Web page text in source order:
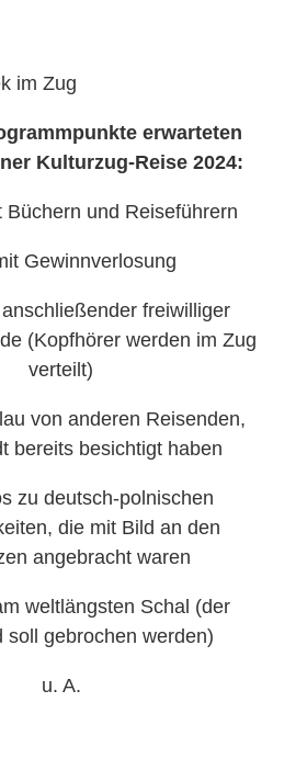
im Zug
erwarteten
Kulturzug-Reise 2024:
Büchern und Reiseführern
Gewinnverlosung
freiwilliger
(Kopfhörer werden im Zug
verteilt)
von anderen Reisenden,
bereits besichtigt haben
zu deutsch-polnischen
die mit Bild an den
angebracht waren
weltlängsten Schal (der
soll gebrochen werden)
u. A.